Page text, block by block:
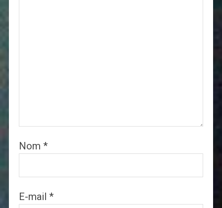
Nom *
E-mail *